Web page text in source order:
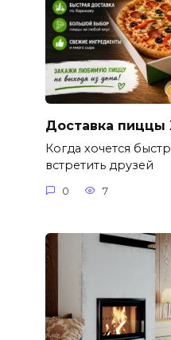
Доставка пиццы
Когда хочется
встретить друзей
0 7